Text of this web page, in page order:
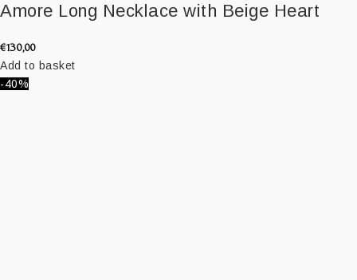
Amore Long Necklace with Beige Heart
€130,00
Add to basket
-40%